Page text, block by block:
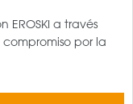
a través
por la